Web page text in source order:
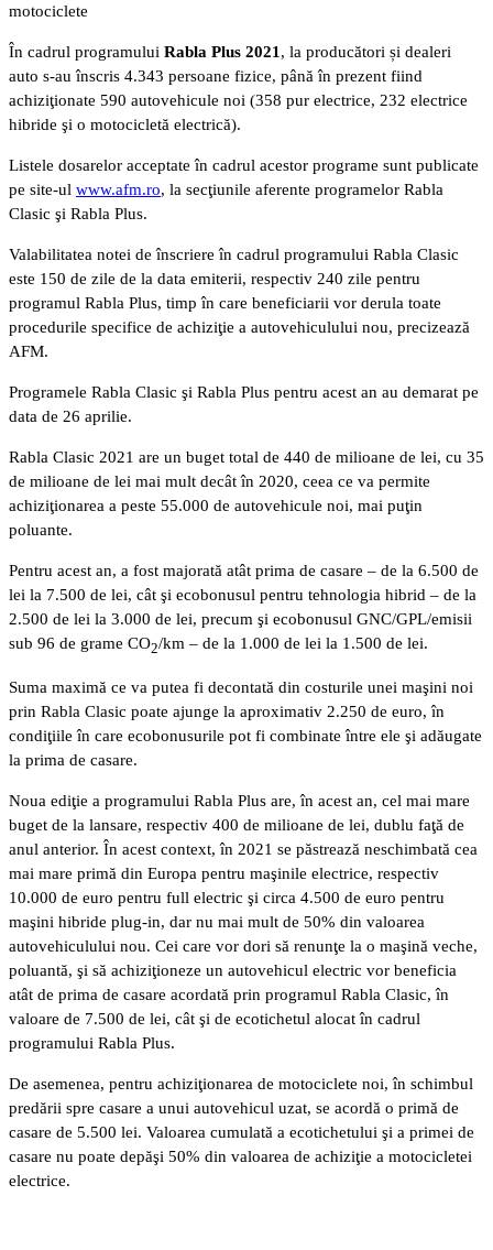
motociclete
În cadrul programului Rabla Plus 2021 , la producători și dealeri
auto s-au înscris 4.343 persoane fizice, până în prezent fiind
achiziţionate 590 autovehicule noi (358 pur electrice, 232 electrice
hibride şi o motocicletă electrică).
Listele dosarelor acceptate în cadrul acestor programe sunt publicate
pe site-ul www.afm.ro, la secţiunile aferente programelor Rabla
Clasic şi Rabla Plus.
Valabilitatea notei de înscriere în cadrul programului Rabla Clasic
este 150 de zile de la data emiterii, respectiv 240 zile pentru
programul Rabla Plus, timp în care beneficiarii vor derula toate
procedurile specifice de achiziţie a autovehiculului nou, precizează
AFM.
Programele Rabla Clasic şi Rabla Plus pentru acest an au demarat pe
data de 26 aprilie.
Rabla Clasic 2021 are un buget total de 440 de milioane de lei, cu 35
de milioane de lei mai mult decât în 2020, ceea ce va permite
achiziţionarea a peste 55.000 de autovehicule noi, mai puţin
poluante.
Pentru acest an, a fost majorată atât prima de casare – de la 6.500 de
lei la 7.500 de lei, cât şi ecobonusul pentru tehnologia hibrid – de la
2.500 de lei la 3.000 de lei, precum şi ecobonusul GNC/GPL/emisii
sub 96 de grame CO2/km – de la 1.000 de lei la 1.500 de lei.
Suma maximă ce va putea fi decontată din costurile unei maşini noi
prin Rabla Clasic poate ajunge la aproximativ 2.250 de euro, în
condiţiile în care ecobonusurile pot fi combinate între ele şi adăugate
la prima de casare.
Noua ediţie a programului Rabla Plus are, în acest an, cel mai mare
buget de la lansare, respectiv 400 de milioane de lei, dublu faţă de
anul anterior. În acest context, în 2021 se păstrează neschimbată cea
mai mare primă din Europa pentru maşinile electrice, respectiv
10.000 de euro pentru full electric şi circa 4.500 de euro pentru
maşini hibride plug-in, dar nu mai mult de 50% din valoarea
autovehiculului nou. Cei care vor dori să renunţe la o maşină veche,
poluantă, şi să achiziţioneze un autovehicul electric vor beneficia
atât de prima de casare acordată prin programul Rabla Clasic, în
valoare de 7.500 de lei, cât şi de ecotichetul alocat în cadrul
programului Rabla Plus.
De asemenea, pentru achiziţionarea de motociclete noi, în schimbul
predării spre casare a unui autovehicul uzat, se acordă o primă de
casare de 5.500 lei. Valoarea cumulată a ecotichetului şi a primei de
casare nu poate depăşi 50% din valoarea de achiziţie a motocicletei
electrice.